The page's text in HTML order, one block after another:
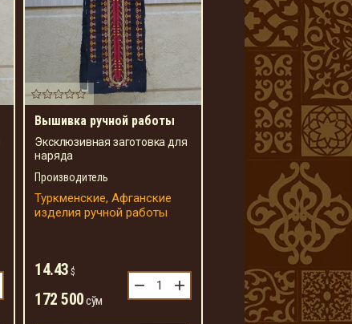
Вышивка ручной работы
Эксклюзивная заготовка для
наряда
Производитель
Туркменские, Афганские
изделия ручной работы
14.43 $
172 500сўм
− +